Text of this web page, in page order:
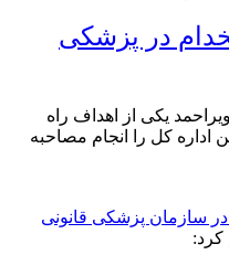
در پزشکی
یکی از اهداف راه
اداره کل را انجام مصاحبه
کرد: